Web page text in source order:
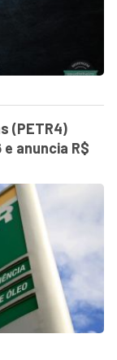
(PETR4)
anuncia R$